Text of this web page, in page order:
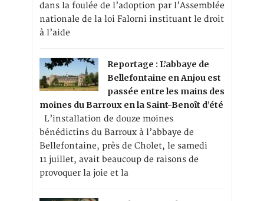
dans la foulée de l’adoption par l’Assemblée
nationale de la loi Falorni instituant le droit
à l’aide
Reportage : L’abbaye de
Bellefontaine en Anjou est
passée entre les mains des
moines du Barroux en la Saint-Benoît d’été
L’installation de douze moines
bénédictins du Barroux à l’abbaye de
Bellefontaine, près de Cholet, le samedi
11 juillet, avait beaucoup de raisons de
provoquer la joie et la